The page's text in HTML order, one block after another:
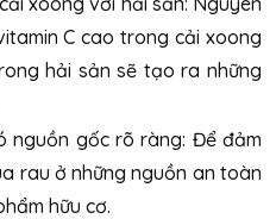
C cao trong cải xoong
hải sản sẽ tạo ra những
nguồn gốc rõ ràng: Để đảm
rau ở những nguồn an toàn
hữu cơ.